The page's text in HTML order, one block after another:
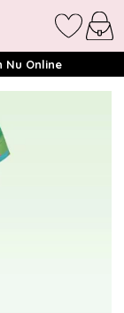
Nu Online